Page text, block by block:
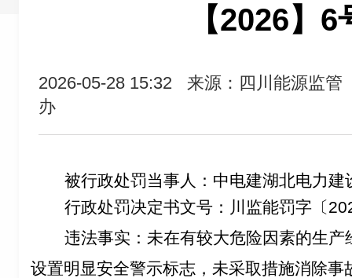
【2026】6
2026-05-28 15:32
来源：四川能源监管
办
被行政处罚当事人： 中电建湖北电力建
行政处罚决定书文号：川监能罚字〔
违法事实：未在有较大危险因素的生
设置明显安全警示标志，未采取措施消除事